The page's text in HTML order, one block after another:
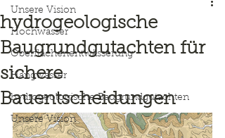
Unsere Vision
Hochwasser
Oberflächenentwässerung
Hangwasser
hydrogeologische Baugrundgutachten
Unsere Vision
hydrogeologische
Baugrundgutachten für
sichere
Bauentscheidungen